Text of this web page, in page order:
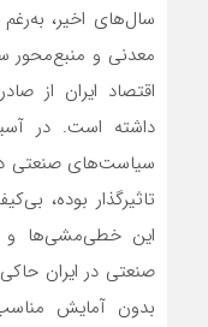
سال‌های اخیر،
معدنی و منبع‌‌‌محور
اقتصاد ایران از
داشته است. در
سیاست‌‌‌های صنعتی
تاثیرگذار بوده،
این خطی‌مشی‌‌‌ها و
صنعتی در ایران
بدون آمایش